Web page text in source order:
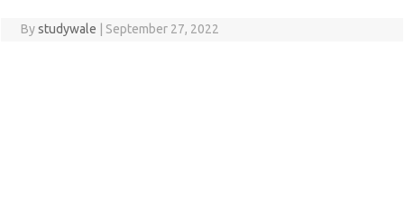
Bystudywale September 27, 2022